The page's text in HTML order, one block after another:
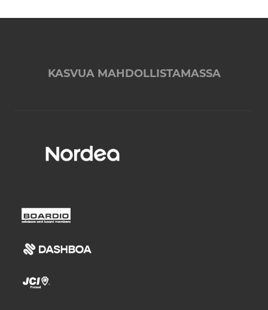
KASVUA MAHDOLLISTAMASSA